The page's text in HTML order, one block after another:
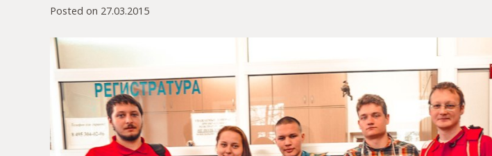
Posted on 27.03.2015